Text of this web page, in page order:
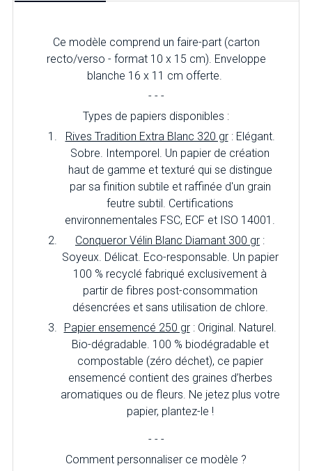
Ce modèle comprend un faire-part (carton
recto/verso - format 10 x 15 cm). Enveloppe
blanche 16 x 11 cm offerte.
- - -
Types de papiers disponibles :
Rives Tradition Extra Blanc 320 gr: Elégant.
Sobre. Intemporel. Un papier de création
haut de gamme et texturé qui se distingue
par sa finition subtile et raffinée d'un grain
feutre subtil. Certifications
environnementales FSC, ECF et ISO 14001.
Conqueror Vélin Blanc Diamant 300 gr :
Soyeux. Délicat. Eco-responsable. Un papier
100 % recyclé fabriqué exclusivement à
partir de fibres post-consommation
désencrées et sans utilisation de chlore.
Papier ensemencé 250 gr: Original. Naturel.
Bio-dégradable. 100 % biodégradable et
compostable (zéro déchet), ce papier
ensemencé contient des graines d’herbes
aromatiques ou de fleurs. Ne jetez plus votre
papier, plantez-le !
- - -
Comment personnaliser ce modèle ?